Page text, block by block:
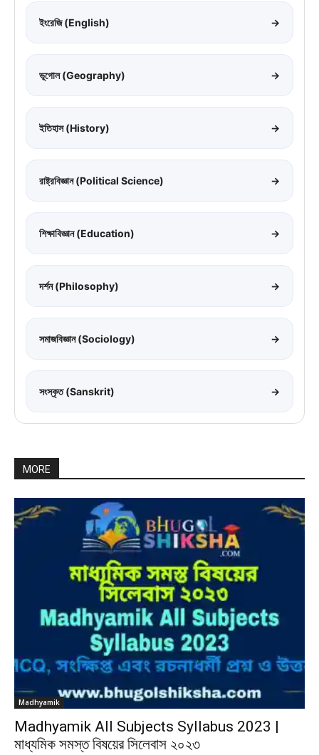
ইংরেজি (English) →
ভূগোল (Geography) →
ইতিহাস (History) →
রাষ্ট্রবিজ্ঞান (Political Science) →
শিক্ষাবিজ্ঞান (Education) →
দর্শন (Philosophy) →
সমাজবিজ্ঞান (Sociology) →
সংস্কৃত (Sanskrit) →
MORE
Madhyamik
Madhyamik All Subjects Syllabus 2023 |
মাধ্যমিক সমস্ত বিষয়ের সিলেবাস ২০২৩